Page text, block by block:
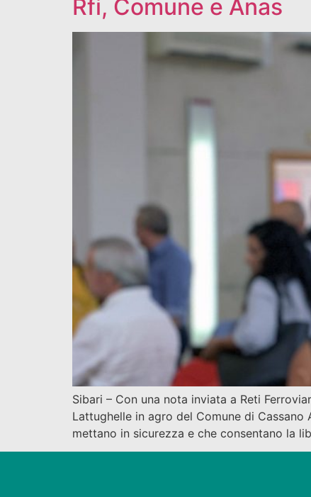
Rfi, Comune e Anas
Sibari – Con una nota inviata a Reti
Lattughelle in agro del Comune di
mettano in sicurezza e che consentano la